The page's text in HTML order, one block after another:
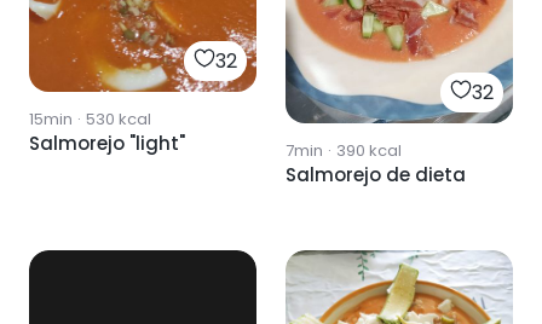
32
15min · 530 kcal
Salmorejo "light"
32
7min · 390 kcal
Salmorejo de dieta